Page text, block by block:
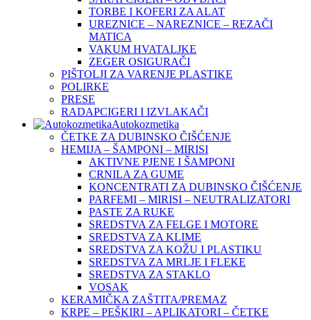
TORBE I KOFERI ZA ALAT
UREZNICE – NAREZNICE – REZAČI
MATICA
VAKUM HVATALJKE
ZEGER OSIGURAČI
PIŠTOLJI ZA VARENJE PLASTIKE
POLIRKE
PRESE
RADAPCIGERI I IZVLAKAČI
Autokozmetika
ČETKE ZA DUBINSKO ČIŠĆENJE
HEMIJA – ŠAMPONI – MIRISI
AKTIVNE PJENE I ŠAMPONI
CRNILA ZA GUME
KONCENTRATI ZA DUBINSKO ČIŠĆENJE
PARFEMI – MIRISI – NEUTRALIZATORI
PASTE ZA RUKE
SREDSTVA ZA FELGE I MOTORE
SREDSTVA ZA KLIME
SREDSTVA ZA KOŽU I PLASTIKU
SREDSTVA ZA MRLJE I FLEKE
SREDSTVA ZA STAKLO
VOSAK
KERAMIČKA ZAŠTITA/PREMAZ
KRPE – PEŠKIRI – APLIKATORI – ČETKE